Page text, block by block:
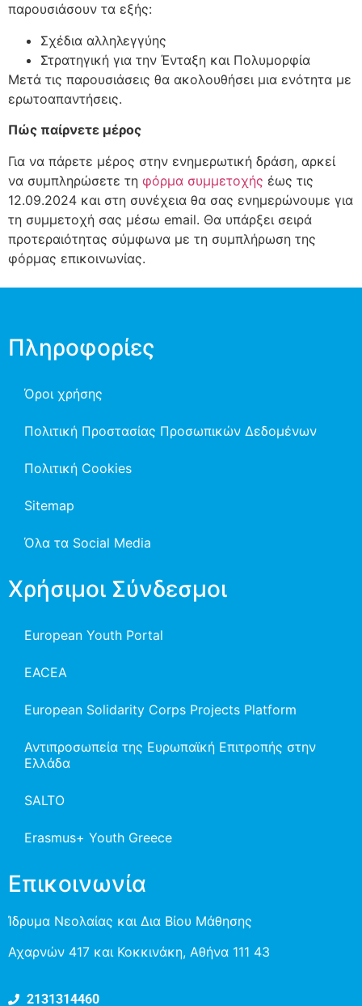
παρουσιάσουν τα εξής:
Σχέδια αλληλεγγύης
Στρατηγική για την Ένταξη και Πολυμορφία
Μετά τις παρουσιάσεις θα ακολουθήσει μια ενότητα με
ερωτοαπαντήσεις.
Πώς παίρνετε μέρος
Για να πάρετε μέρος στην ενημερωτική δράση, αρκεί
να συμπληρώσετε τη φόρμα συμμετοχής έως τις
12.09.2024 και στη συνέχεια θα σας ενημερώνουμε για
τη συμμετοχή σας μέσω email. Θα υπάρξει σειρά
προτεραιότητας σύμφωνα με τη συμπλήρωση της
φόρμας επικοινωνίας.
Πληροφορίες
Όροι χρήσης
Πολιτική Προστασίας Προσωπικών Δεδομένων
Πολιτική Cookies
Sitemap
Όλα τα Social Media
Χρήσιμοι Σύνδεσμοι
European Youth Portal
EACEA
European Solidarity Corps Projects Platform
Αντιπροσωπεία της Ευρωπαϊκή Επιτροπής στην
Ελλάδα
SALTO
Erasmus+ Youth Greece
Επικοινωνία
Ίδρυμα Νεολαίας και Δια Βίου Μάθησης
Αχαρνών 417 και Κοκκινάκη, Αθήνα 111 43
2131314460